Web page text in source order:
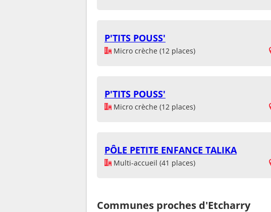
P'TITS POUSS'
Micro crèche (12 places)
P'TITS POUSS'
Micro crèche (12 places)
PÔLE PETITE ENFANCE TALIKA
Multi-accueil (41 places)
Communes proches d'Etcharry